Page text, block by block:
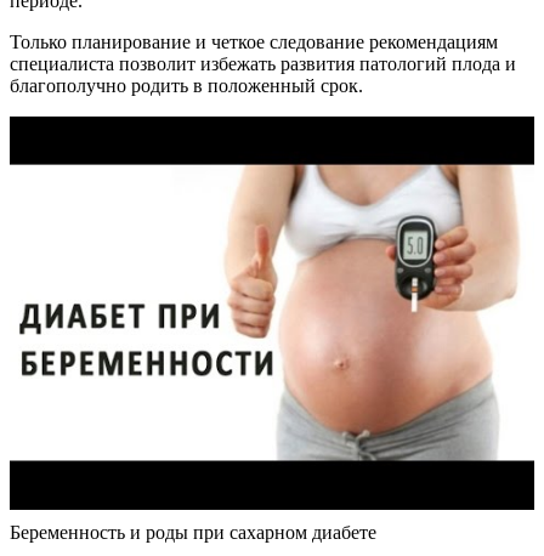
Только планирование и четкое следование рекомендациям
специалиста позволит избежать развития патологий плода и
благополучно родить в положенный срок.
Беременность и роды при сахарном диабете